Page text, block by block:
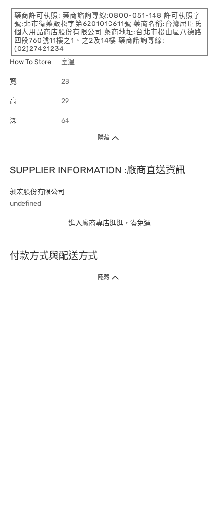
藥商許可執照: 藥商諮詢專線:0800-051-148 許可執照字
號:北市衛藥販松字第620101C611號 藥商名稱:台灣屈臣氏
個人用品商店股份有限公司 藥商地址:台北市松山區八德路
四段760號11樓之1、之2及14樓 藥商諮詢專線:
(02)27421234
How To Store
室溫
寬 28
高 29
深 64
隱藏
SUPPLIER INFORMATION :廠商直送資訊
昶宏股份有限公司
undefined
進入廠商專店逛逛，湊免運
付款方式與配送方式
隱藏